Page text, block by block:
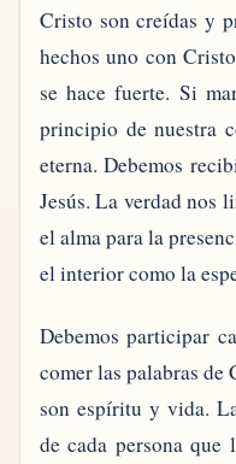
Cristo son creídas y
hechos uno con
se hace fuerte. Si
principio de nuestra
eterna. Debemos
Jesús. La verdad nos
el alma para la
el interior como la
Debemos participar
comer las palabras de
son espíritu y vida.
de cada persona